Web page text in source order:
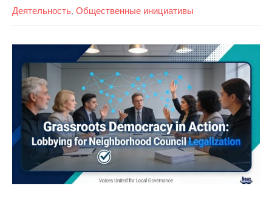
Деятельность, Общественные инициативы